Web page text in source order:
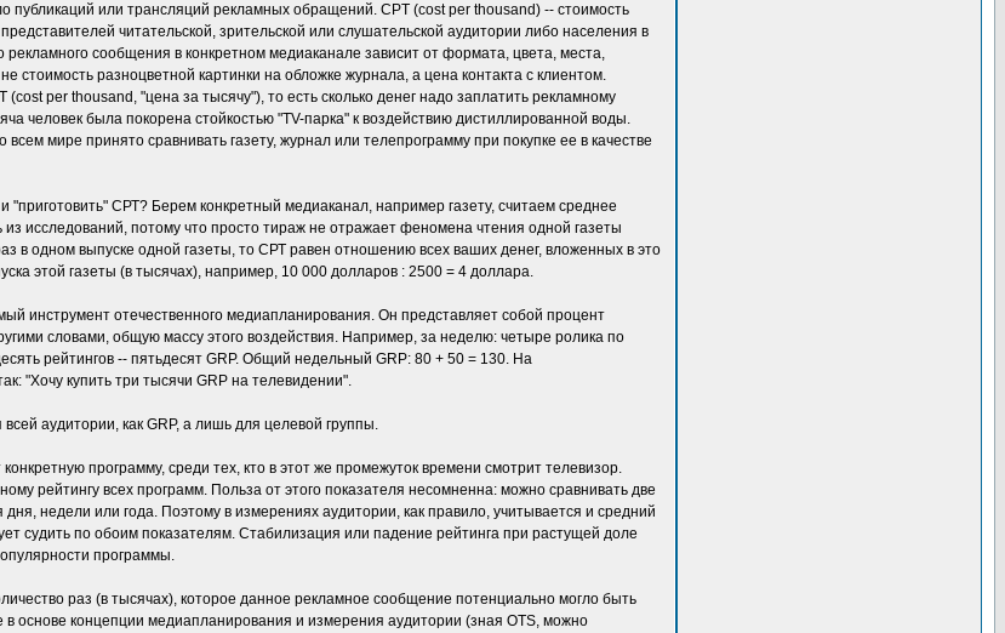
публикаций или трансляций рекламных обращений. CPT (cost per thousand) -- стоимость
читательской, зрительской или слушательской аудитории либо населения в
сообщения в конкретном медиаканале зависит от формата, цвета, места,
стоимость разноцветной картинки на обложке журнала, а цена контакта с клиентом.
per thousand, "цена за тысячу"), то есть сколько денег надо заплатить рекламному
человек была покорена стойкостью "TV-парка" к воздействию дистиллированной воды.
мире принято сравнивать газету, журнал или телепрограмму при покупке ее в качестве
СРТ? Берем конкретный медиаканал, например газету, считаем среднее
исследований, потому что просто тираж не отражает феномена чтения одной газеты
в одном выпуске одной газеты, то СРТ равен отношению всех ваших денег, вложенных в это
этой газеты (в тысячах), например, 10 000 долларов : 2500 = 4 доллара.
инструмент отечественного медиапланирования. Он представляет собой процент
словами, общую массу этого воздействия. Например, за неделю: четыре ролика по
рейтингов -- пятьдесят GRP. Общий недельный GRP: 80 + 50 = 130. На
"Хочу купить три тысячи GRP на телевидении".
аудитории, как GRP, а лишь для целевой группы.
программу, среди тех, кто в этот же промежуток времени смотрит телевизор.
рейтингу всех программ. Польза от этого показателя несомненна: можно сравнивать две
недели или года. Поэтому в измерениях аудитории, как правило, учитывается и средний
судить по обоим показателям. Стабилизация или падение рейтинга при растущей доле
программы.
раз (в тысячах), которое данное рекламное сообщение потенциально могло быть
основе концепции медиапланирования и измерения аудитории (зная OTS, можно